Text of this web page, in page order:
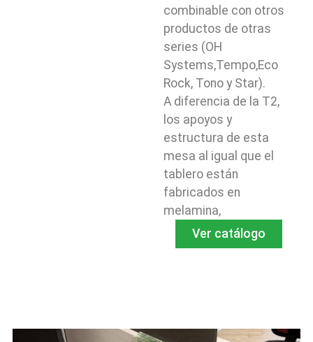
combinable con otros
productos de otras
series (OH
Systems,Tempo,Eco
Rock, Tono y Star).
A diferencia de la T2,
los apoyos y
estructura de esta
mesa al igual que el
tablero están
fabricados en
melamina,
Ver catálogo